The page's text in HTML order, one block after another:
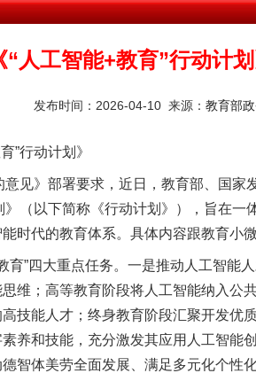
人工智能+教育”行动计划
发布时间：2026-04-10 来源： 教育部
行动计划》
见》部署要求，近日，教育部、国家
（以下简称《行动计划》），旨在一
时代的教育体系。具体内容跟教育
”四大重点任务。一是推动人工智能
维；高等教育阶段将人工智能纳入公
技能人才；终身教育阶段汇聚开发优
养和技能，充分激发其应用人工智能
智体美劳全面发展、满足多元化个性